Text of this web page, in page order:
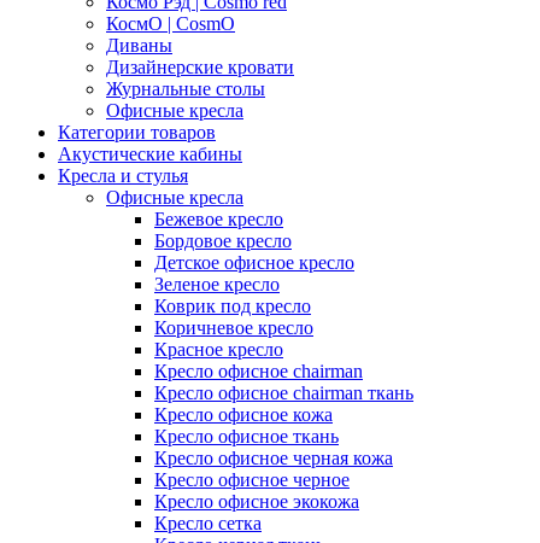
КосмО | CosmO
Диваны
Дизайнерские кровати
Журнальные столы
Офисные кресла
Категории товаров
Акустические кабины
Кресла и стулья
Офисные кресла
Бежевое кресло
Бордовое кресло
Детское офисное кресло
Зеленое кресло
Коврик под кресло
Коричневое кресло
Красное кресло
Кресло офисное chairman
Кресло офисное chairman ткань
Кресло офисное кожа
Кресло офисное ткань
Кресло офисное черная кожа
Кресло офисное черное
Кресло офисное экокожа
Кресло сетка